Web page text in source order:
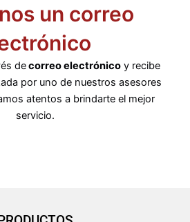
un correo
decorreo electrónico y recibe
por uno de nuestros asesores
atentos a brindarte el mejor
servicio.